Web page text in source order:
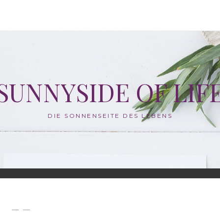
OF
DIE SONNENSEITE DES LEBENS
— —